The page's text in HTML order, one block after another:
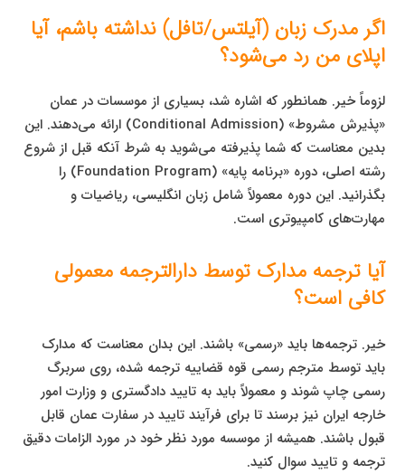
اگر مدرک زبان (آیلتس/تافل) نداشته باشم، آیا
اپلای من رد می‌شود؟
لزوماً خیر. همانطور که اشاره شد، بسیاری از موسسات در عمان
«پذیرش مشروط» (Conditional Admission) ارائه می‌دهند. این
بدین معناست که شما پذیرفته می‌شوید به شرط آنکه قبل از شروع
رشته اصلی، دوره «برنامه پایه» (Foundation Program) را
بگذرانید. این دوره معمولاً شامل زبان انگلیسی، ریاضیات و
مهارت‌های کامپیوتری است.
آیا ترجمه مدارک توسط دارالترجمه معمولی
کافی است؟
خیر. ترجمه‌ها باید «رسمی» باشند. این بدان معناست که مدارک
باید توسط مترجم رسمی قوه قضاییه ترجمه شده، روی سربرگ
رسمی چاپ شوند و معمولاً باید به تایید دادگستری و وزارت امور
خارجه ایران نیز برسند تا برای فرآیند تایید در سفارت عمان قابل
قبول باشند. همیشه از موسسه مورد نظر خود در مورد الزامات دقیق
ترجمه و تایید سوال کنید.